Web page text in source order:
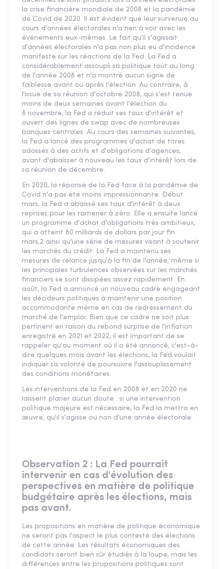
la crise financière mondiale de 2008 et la pandémie
de Covid de 2020. Il est évident que leur survenue au
cours d'années électorales n'a rien à voir avec les
événements eux-mêmes. Le fait qu'il s'agissait
d'années électorales n'a pas non plus eu d'incidence
manifeste sur les réactions de la Fed. La Fed a
considérablement assoupli sa politique tout au long
de l'année 2008 et n'a montré aucun signe de
faiblesse avant ou après l'élection. Au contraire, à
l'issue de sa réunion d'octobre 2008, qui s'est tenue
moins de deux semaines avant l'élection du
8 novembre, la Fed a réduit ses taux d'intérêt et
ouvert des lignes de swap avec de nombreuses
banques centrales. Au cours des semaines suivantes,
la Fed a lancé des programmes d'achat de titres
adossés à des actifs et d'obligations d'agences,
avant d'abaisser à nouveau les taux d'intérêt lors de
sa réunion de décembre.
En 2020, la réponse de la Fed face à la pandémie de
Covid n'a pas été moins impressionnante. Début
mars, la Fed a abaissé ses taux d'intérêt à deux
reprises pour les ramener à zéro. Elle a ensuite lancé
un programme d'achat d'obligations très ambitieux,
qui a atteint 80 milliards de dollars par jour fin
mars,2 ainsi qu'une série de mesures visant à soutenir
les marchés du crédit. La Fed a maintenu ses
mesures de relance jusqu'à la fin de l'année, même si
les principales turbulences observées sur les marchés
financiers se sont dissipées assez rapidement. En
août, la Fed a annoncé un nouveau cadre engageant
les décideurs politiques à maintenir une position
accommodante même en cas de redressement du
marché de l'emploi. Bien que ce cadre ne soit plus
pertinent en raison du rebond surprise de l'inflation
enregistré en 2021 et 2022, il est important de se
rappeler qu'au moment où il a été annoncé, c'est-à-
dire quelques mois avant les élections, la Fed voulait
indiquer sa volonté de poursuivre l'assouplissement
des conditions monétaires.
Les interventions de la Fed en 2008 et en 2020 ne
laissent planer aucun doute : si une intervention
politique majeure est nécessaire, la Fed la mettra en
œuvre, qu'il s'agisse ou non d'une année électorale.
Observation 2 : La Fed pourrait
intervenir en cas d'évolution des
perspectives en matière de politique
budgétaire après les élections, mais
pas avant.
Les propositions en matière de politique économique
ne seront pas l'aspect le plus contesté des élections
de cette année. Les résultats économiques des
candidats seront bien sûr étudiés à la loupe, mais les
différences entre les propositions politiques sont